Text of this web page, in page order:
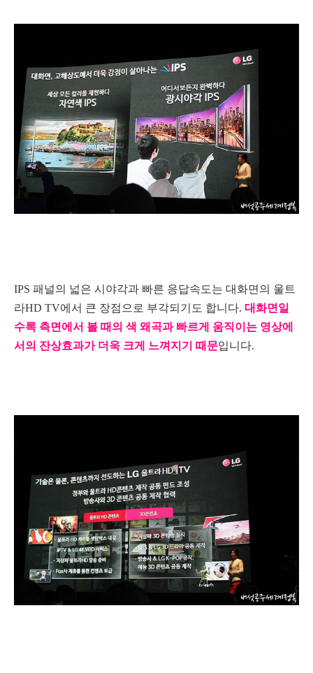
IPS 패널의 넓은 시야각과 빠른 응답속도는 대화면의 울트
라HD TV에서 큰 장점으로 부각되기도 합니다. 대화면일
수록 측면에서 볼 때의 색 왜곡과 빠르게 움직이는 영상에
서의 잔상효과가 더욱 크게 느껴지기 때문입니다.